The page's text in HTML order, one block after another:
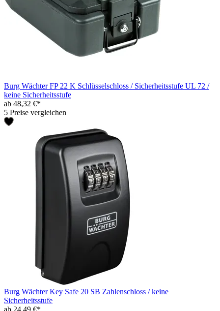
Burg Wächter FP 22 K Schlüsselschloss / Sicherheitsstufe UL 72 /
keine Sicherheitsstufe
ab 48,32 €*
5 Preise vergleichen
Burg Wächter Key Safe 20 SB Zahlenschloss / keine
Sicherheitsstufe
ab 24,49 €*